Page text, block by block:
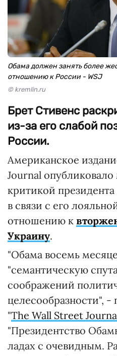
Обама должен занять более
отношению к России - WSJ
© kremlin.ru
Брет Стивенс
из-за его слабой
России.
Американское
Journal
критикой
в связи с его
отношению к
Украину.
"Обама восемь
"семантическую
соображений
целесообразности",
"The Wall Street
"Президентство
ладах с очевидным.